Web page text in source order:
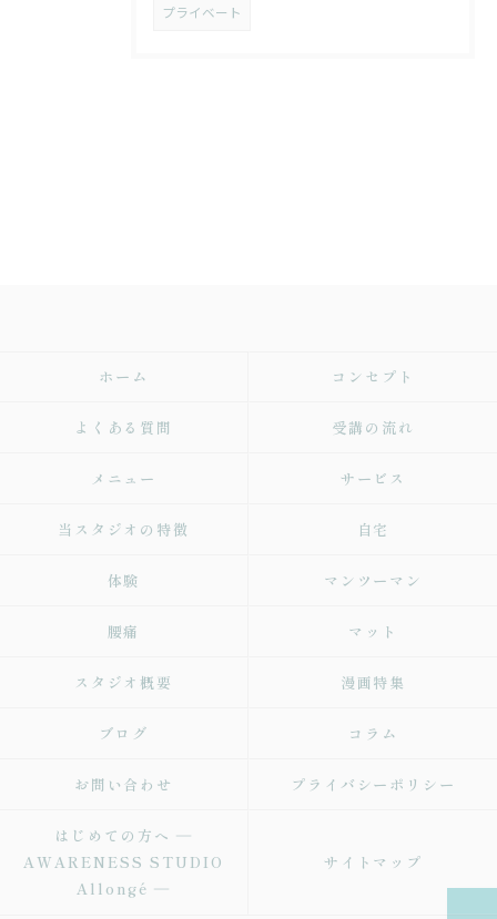
プライベート
ホーム コンセプト
よくある質問 受講の流れ
メニュー サービス
当スタジオの特徴 自宅
体験 マンツーマン
腰痛 マット
スタジオ概要 漫画特集
ブログ コラム
お問い合わせ プライバシーポリシー
はじめての方へ ―
AWARENESS STUDIO
Allongé ―
サイトマップ